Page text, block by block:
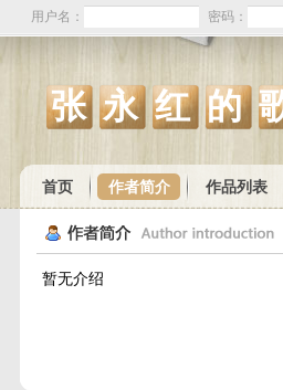
用户名： 密码：
张永红的
首页 作者简介 作品列表
暂无介绍